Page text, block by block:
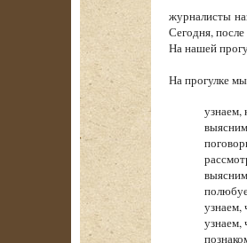
журналисты
Сегодня,
На нашей
На прогулке
узнаем,
узнаем,